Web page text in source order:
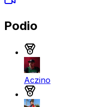
Podio
Aczino